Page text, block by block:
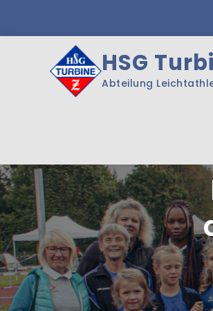
content
HSG
Abteilung